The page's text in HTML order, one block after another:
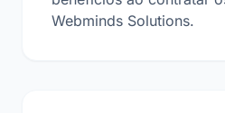
Webminds Solutions.